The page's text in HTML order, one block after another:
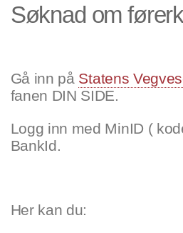
Søknad om
Gå inn på Statens
fanen DIN SIDE.
Logg inn med MinID (
BankId.
Her kan du: